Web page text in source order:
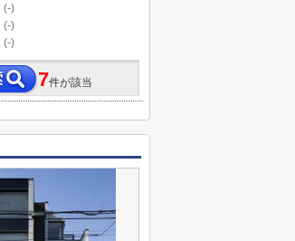
(-)
(-)
(-)
7件が該当